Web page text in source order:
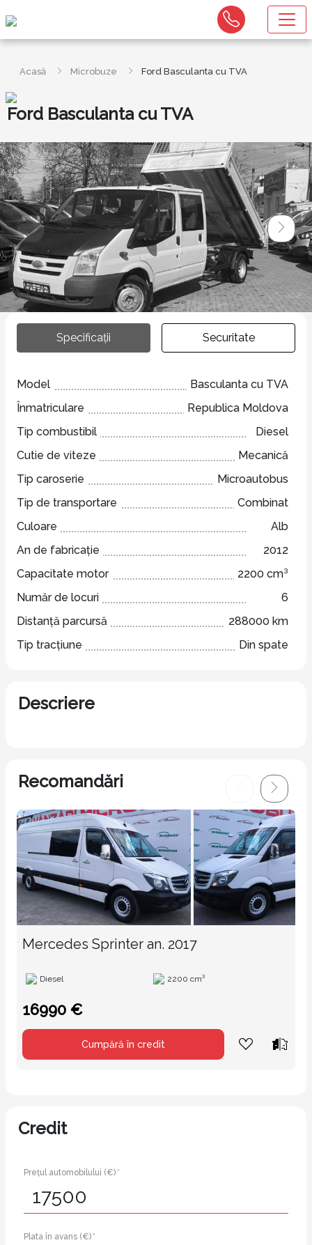
Acasă Microbuze Ford Basculanta cu TVA
Ford Basculanta cu TVA
Specificații Securitate
Model
Basculanta cu TVA
Înmatriculare
Republica Moldova
Tip combustibil
Diesel
Cutie de viteze
Mecanică
Tip caroserie
Microautobus
Tip de transportare
Combinat
Culoare
Alb
An de fabricație
2012
Capacitate motor
2200 cm³
Număr de locuri
6
Distanță parcursă
288000 km
Tip tracțiune
Din spate
Descriere
Recomandări
Mercedes Sprinter an. 2017
Diesel 2200 cm³
16990 €
Cumpără în credit
Credit
Prețul automobilului (€) *
Plata în avans (€) *